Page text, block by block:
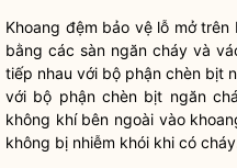
Khoang đệm bảo vệ lỗ mở
bằng các sàn ngăn cháy và
tiếp nhau với bộ phận chèn bịt
với bộ phận chèn bịt ngăn
không khí bên ngoài vào
không bị nhiễm khói khi có